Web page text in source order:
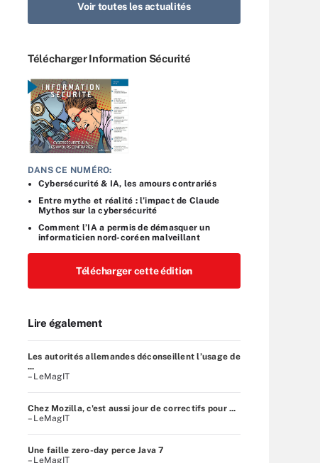
Voir toutes les actualités
Télécharger Information Sécurité
DANS CE NUMÉRO:
Cybersécurité & IA, les amours contrariés
Entre mythe et réalité : l’impact de Claude
Mythos sur la cybersécurité
Comment l’IA a permis de démasquer un
informaticien nord-coréen malveillant
Télécharger cette édition
Lire également
Les autorités allemandes déconseillent l’usage de
...
– LeMagIT
Chez Mozilla, c'est aussi jour de correctifs pour ...
– LeMagIT
Une faille zero-day perce Java 7
– LeMagIT